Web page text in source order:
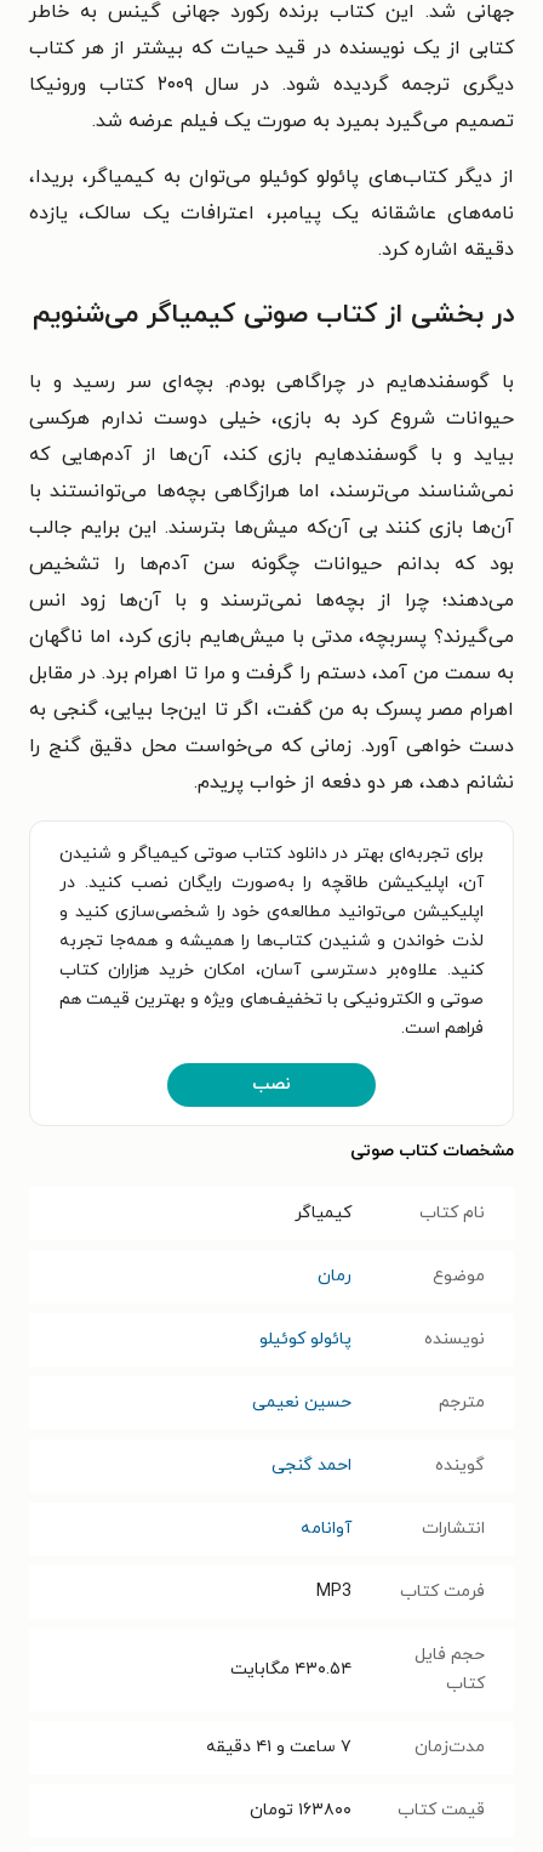
جهانی شد. این کتاب برنده رکورد جهانی گینس به خاطر
کتابی از یک نویسنده در قید حیات که بیشتر از هر کتاب
دیگری ترجمه گردیده شود. در سال ۲۰۰۹ کتاب ورونیکا
تصمیم می‌گیرد بمیرد به صورت یک فیلم عرضه شد.
از دیگر کتاب‌های پائولو کوئیلو می‌توان به کیمیاگر، بریدا،
نامه‌های عاشقانه یک پیامبر، اعترافات یک سالک، یازده
دقیقه اشاره کرد.
در بخشی از کتاب صوتی کیمیاگر می‌شنویم
با گوسفندهایم در چراگاهی بودم. بچه‌ای سر رسید و با
حیوانات شروع کرد به بازی، خیلی دوست ندارم هرکسی
بیاید و با گوسفندهایم بازی کند، آن‌ها از آدم‌هایی که
نمی‌شناسند می‌ترسند، اما هرازگاهی بچه‌ها می‌توانستند با
آن‌ها بازی کنند بی آن‌که میش‌ها بترسند. این برایم جالب
بود که بدانم حیوانات چگونه سن آدم‌ها را تشخیص
می‌دهند؛ چرا از بچه‌ها نمی‌ترسند و با آن‌ها زود انس
می‌گیرند؟ پسربچه، مدتی با میش‌هایم بازی کرد، اما ناگهان
به سمت من آمد، دستم را گرفت و مرا تا اهرام برد. در مقابل
اهرام مصر پسرک به من گفت، اگر تا این‌جا بیایی، گنجی به
دست خواهی آورد. زمانی که می‌خواست محل دقیق گنج را
نشانم دهد، هر دو دفعه از خواب پریدم.
برای تجربه‌ای بهتر در دانلود کتاب صوتی کیمیاگر و شنیدن
آن، اپلیکیشن طاقچه را به‌صورت رایگان نصب کنید. در
اپلیکیشن می‌توانید مطالعه‌ی خود را شخصی‌سازی کنید و
لذت خواندن و شنیدن کتاب‌ها را همیشه و همه‌جا تجربه
کنید. علاوه‌بر دسترسی آسان، امکان خرید هزاران کتاب
صوتی و الکترونیکی با تخفیف‌های ویژه و بهترین قیمت هم
فراهم است.
نصب
مشخصات کتاب صوتی
نام کتاب کیمیاگر
موضوع رمان
نویسنده پائولو کوئیلو
مترجم حسین نعیمی
گوینده احمد گنجی
انتشارات آوانامه
فرمت کتاب MP3
حجم فایل
کتاب
۴۳۰.۵۴ مگابایت
مدت‌زمان ۷ ساعت و ۴۱ دقیقه
قیمت کتاب ۱۶۳۸۰۰ تومان